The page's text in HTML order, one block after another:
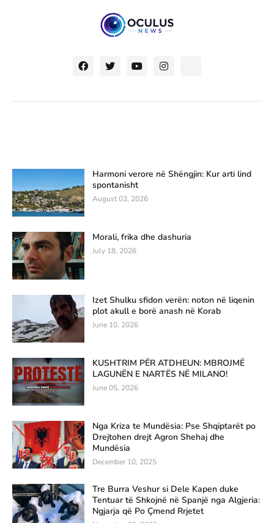
Harmoni verore në Shëngjin: Kur arti lind
spontanisht
August 03, 2026
Morali, frika dhe dashuria
July 18, 2026
Izet Shulku sfidon verën: noton në liqenin
plot akull e borë anash në Korab
June 10, 2026
KUSHTRIM PËR ATDHEUN: MBROJMË
LAGUNËN E NARTËS NË MILANO!
June 05, 2026
Nga Kriza te Mundësia: Pse Shqiptarët po
Drejtohen drejt Agron Shehaj dhe
Mundësia
December 10, 2025
Tre Burra Veshur si Dele Kapen duke
Tentuar të Shkojnë në Spanjë nga Algjeria:
Ngjarja që Po Çmend Rrjetet